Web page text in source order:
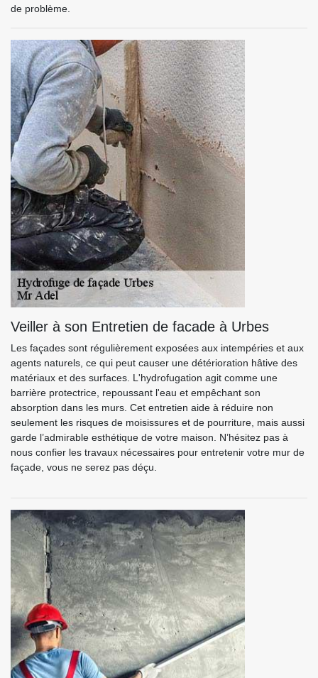
de problème.
Veiller à son Entretien de facade à Urbes
Les façades sont régulièrement exposées aux intempéries et aux
agents naturels, ce qui peut causer une détérioration hâtive des
matériaux et des surfaces. L'hydrofugation agit comme une
barrière protectrice, repoussant l'eau et empêchant son
absorption dans les murs. Cet entretien aide à réduire non
seulement les risques de moisissures et de pourriture, mais aussi
garde l’admirable esthétique de votre maison. N’hésitez pas à
nous confier les travaux nécessaires pour entretenir votre mur de
façade, vous ne serez pas déçu.